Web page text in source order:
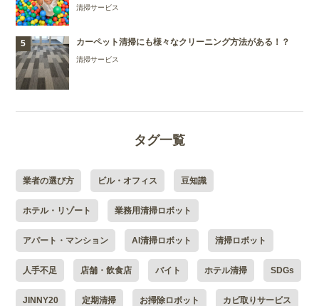
清掃サービス
カーペット清掃にも様々なクリーニング方法がある！？
清掃サービス
タグ一覧
業者の選び方 ビル・オフィス 豆知識
ホテル・リゾート 業務用清掃ロボット
アパート・マンション AI清掃ロボット 清掃ロボット
人手不足 店舗・飲食店 バイト ホテル清掃 SDGs
JINNY20 定期清掃 お掃除ロボット カビ取りサービス